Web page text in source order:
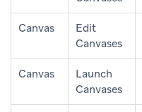
Canvas
Edit
Canvases
Canvas
Launch
Canvases